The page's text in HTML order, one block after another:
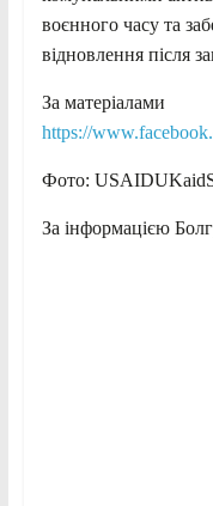
воєнного часу та
відновлення після
За матеріалами
https://
Фото:
За інформацією